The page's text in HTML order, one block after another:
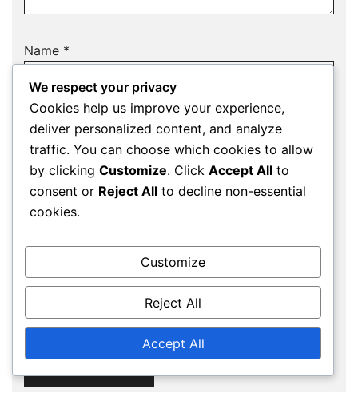
Name *
Email*
Website
Save my name, email, and website in this
browser for the next time I comment.
We respect your privacy
Cookies help us improve your experience,
deliver personalized content, and analyze
traffic. You can choose which cookies to allow
by clicking Customize. Click Accept All to
consent or Reject All to decline non-essential
cookies.
Customize
Reject All
Accept All